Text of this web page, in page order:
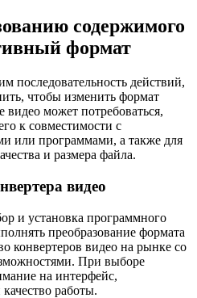
содержимого
формат
последовательность действий,
чтобы изменить формат
видео может потребоваться,
к совместимости с
или программами, а также для
и размера файла.
видео
и установка программного
преобразование формата
конвертеров видео на рынке со
При выборе
на интерфейс,
работы.